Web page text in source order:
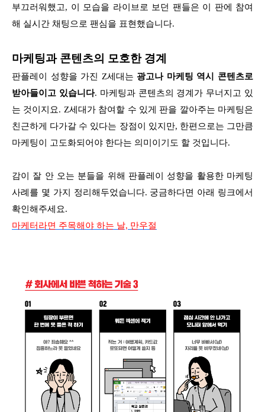
부끄러워했고, 이 모습을 라이브로 보던 팬들은 이 판에 참여
해 실시간 채팅으로 팬심을 표현했습니다.
마케팅과 콘텐츠의 모호한 경계
판플레이 성향을 가진 Z세대는 광고나 마케팅 역시 콘텐츠로
받아들이고 있습니다. 마케팅과 콘텐츠의 경계가 무너지고 있
는 것이지요. Z세대가 참여할 수 있게 판을 깔아주는 마케팅은
친근하게 다가갈 수 있다는 장점이 있지만, 한편으로는 그만큼
마케팅이 고도화되어야 한다는 의미이기도 할 것입니다.
감이 잘 안 오는 분들을 위해 판플레이 성향을 활용한 마케팅
사례를 몇 가지 정리해두었습니다. 궁금하다면 아래 링크에서
확인해주세요.
마케터라면 주목해야 하는 날, 만우절